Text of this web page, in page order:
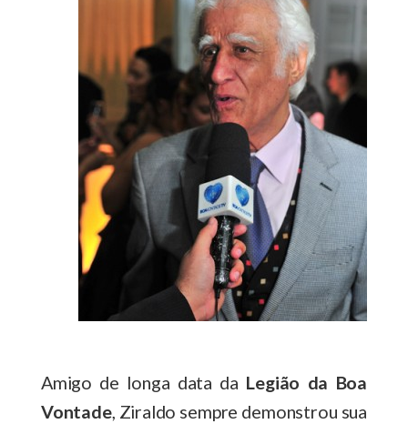
Amigo de longa data da Legião da Boa
Vontade, Ziraldo sempre demonstrou sua